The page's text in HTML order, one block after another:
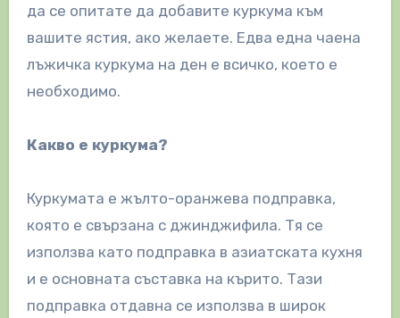
да се опитате да добавите куркума към
вашите ястия, ако желаете. Едва една чаена
лъжичка куркума на ден е всичко, което е
необходимо.
Какво е куркума?
Куркумата е жълто-оранжева подправка,
която е свързана с джинджифила. Тя се
използва като подправка в азиатската кухня
и е основната съставка на кърито. Тази
подправка отдавна се използва в широк